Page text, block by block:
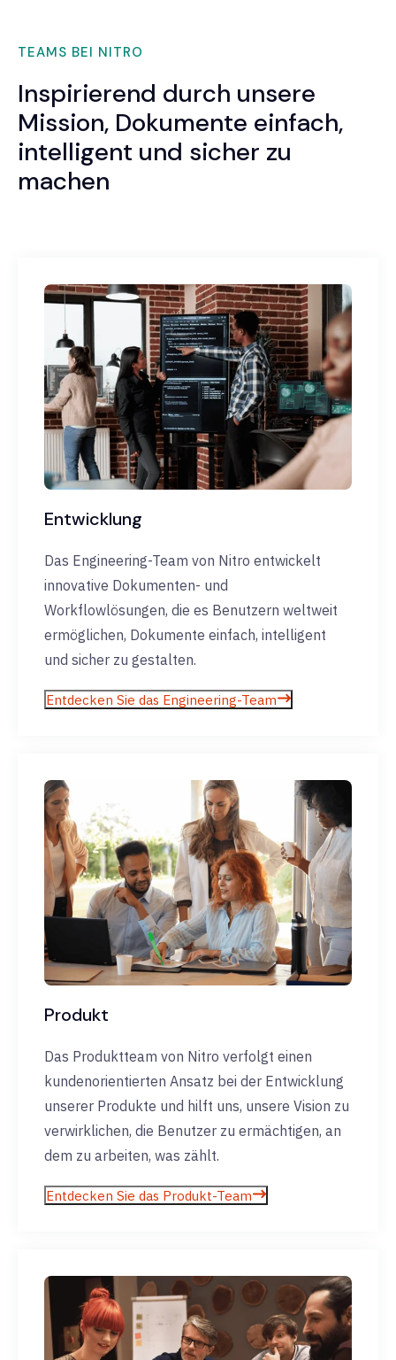
TEAMS BEI NITRO
Inspirierend durch unsere
Mission, Dokumente einfach,
intelligent und sicher zu
machen
Entwicklung
Das Engineering-Team von Nitro entwickelt
innovative Dokumenten- und
Workflowlösungen, die es Benutzern weltweit
ermöglichen, Dokumente einfach, intelligent
und sicher zu gestalten.
Entdecken Sie das Engineering-Team
Produkt
Das Produktteam von Nitro verfolgt einen
kundenorientierten Ansatz bei der Entwicklung
unserer Produkte und hilft uns, unsere Vision zu
verwirklichen, die Benutzer zu ermächtigen, an
dem zu arbeiten, was zählt.
Entdecken Sie das Produkt-Team